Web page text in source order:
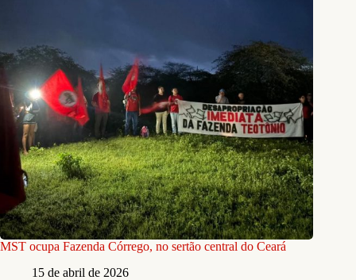
MST ocupa Fazenda Córrego, no sertão central do Ceará
15 de abril de 2026